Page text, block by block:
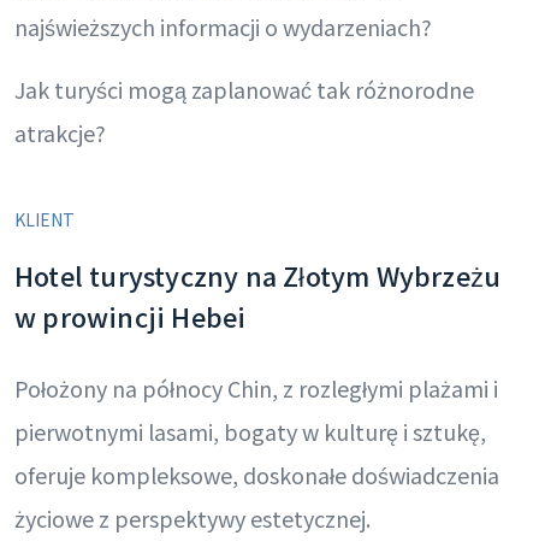
najświeższych informacji o wydarzeniach?
Jak turyści mogą zaplanować tak różnorodne
atrakcje?
KLIENT
Hotel turystyczny na Złotym Wybrzeżu
w prowincji Hebei
Położony na północy Chin, z rozległymi plażami i
pierwotnymi lasami, bogaty w kulturę i sztukę,
oferuje kompleksowe, doskonałe doświadczenia
życiowe z perspektywy estetycznej.